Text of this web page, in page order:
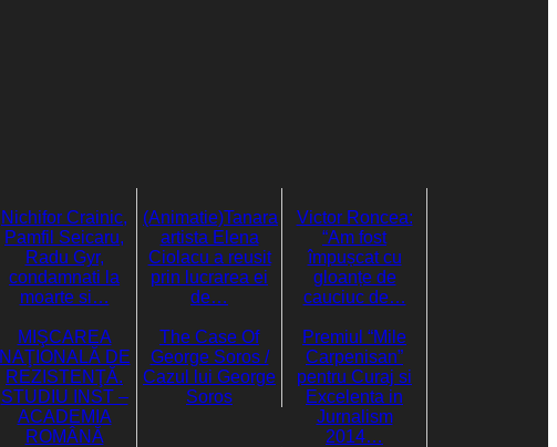
Nichifor Crainic,
Pamfil Seicaru,
Radu Gyr,
condamnati la
moarte si…
(Animatie)Tanara
artista Elena
Ciolacu a reusit
prin lucrarea ei
de…
Victor Roncea:
“Am fost
împușcat cu
gloanțe de
cauciuc de…
MIŞCAREA
NAŢIONALĂ DE
REZISTENŢĂ.
STUDIU INST –
ACADEMIA
ROMÂNĂ
The Case Of
George Soros /
Cazul lui George
Soros
Premiul “Mile
Carpenisan”
pentru Curaj si
Excelenta in
Jurnalism
2014…